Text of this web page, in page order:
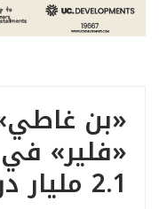
«بن
«فلير»
2.1 مليار درهم